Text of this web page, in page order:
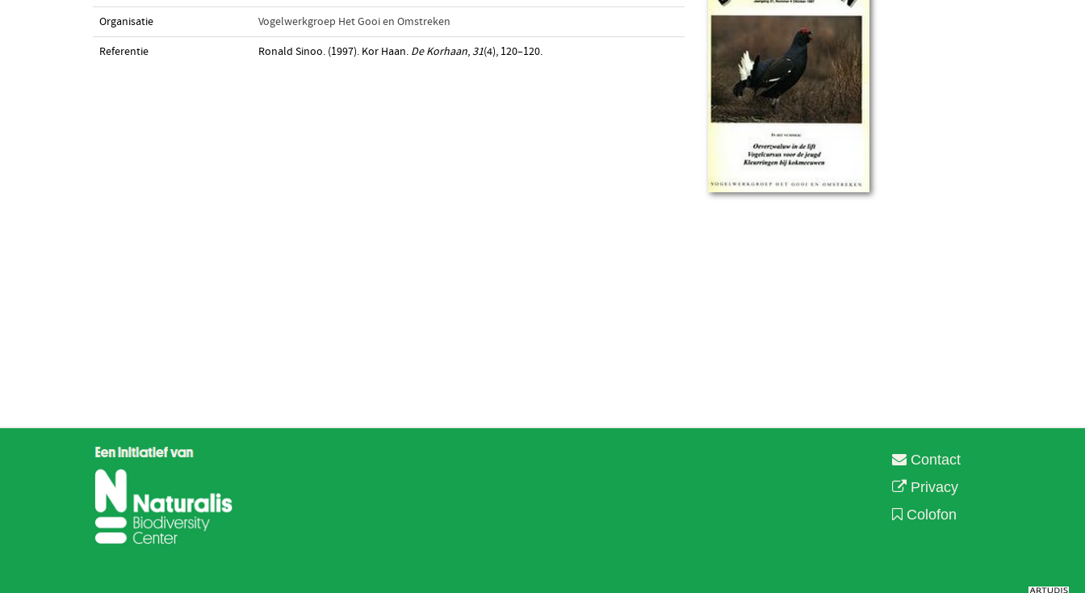
Organisatie Vogelwerkgroep Het Gooi en Omstreken
Referentie Ronald Sinoo. (1997). Kor Haan. De Korhaan, 31(4), 120–120.
Contact
Privacy
Colofon